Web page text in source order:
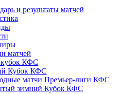
и результаты матчей
матчей
КФС
Кубок КФС
матчи Премьер-лиги КФС
зимний Кубок КФС